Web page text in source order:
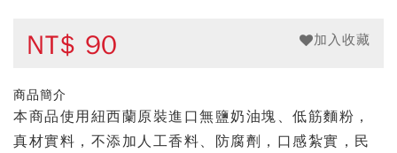
NT$ 90 加入收藏
商品簡介
本商品使用紐西蘭原裝進口無鹽奶油塊、低筋麵粉，
真材實料，不添加人工香料、防腐劑，口感紮實，民